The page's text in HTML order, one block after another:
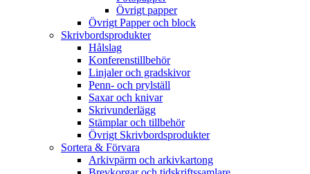
Övrigt papper
Övrigt Papper och block
Skrivbordsprodukter
Hålslag
Konferenstillbehör
Linjaler och gradskivor
Penn- och prylställ
Saxar och knivar
Skrivunderlägg
Stämplar och tillbehör
Övrigt Skrivbordsprodukter
Sortera & Förvara
Arkivpärm och arkivkartong